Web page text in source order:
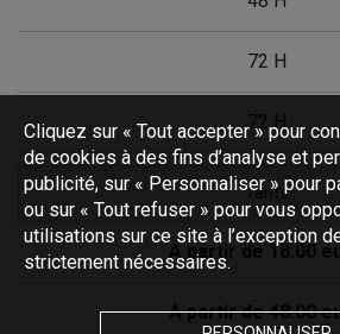
72 H
Tarifs
A partir de 18.00
A partir de 48.00
Cliquez sur « Tout accepter » pour
de cookies à des fins d’analyse et
publicité, sur « Personnaliser » pour
ou sur « Tout refuser » pour vous
utilisations sur ce site à l’exception
strictement nécessaires.